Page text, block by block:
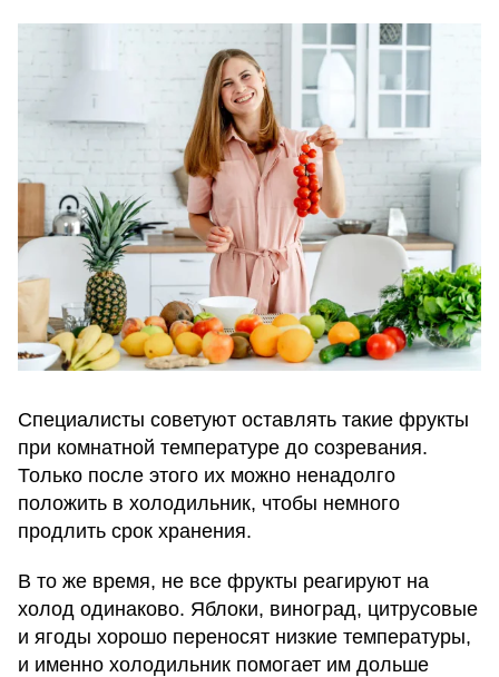
Специалисты советуют оставлять такие фрукты
при комнатной температуре до созревания.
Только после этого их можно ненадолго
положить в холодильник, чтобы немного
продлить срок хранения.
В то же время, не все фрукты реагируют на
холод одинаково. Яблоки, виноград, цитрусовые
и ягоды хорошо переносят низкие температуры,
и именно холодильник помогает им дольше